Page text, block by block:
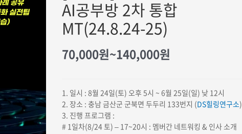
AI공부방 2차 통합
MT(24.8.24-25)
70,000원~140,000원
70,000원
~140,000원
1. 일시 : 8월 24일(토) 오후 5시 ~ 6월 25일(일) 낮 12시
2. 장소 : 충남 금산군 군북면 두두리 133번지 (DS힐링연구소)
3. 진행 프로그램 :
# 1일차(8/24 토) – 17~20시 : 멤버간 네트워킹 & 인사 소개